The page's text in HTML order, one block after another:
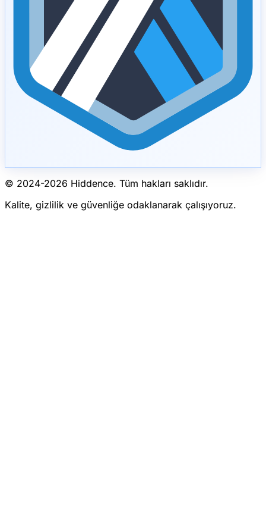
© 2024-2026 Hiddence. Tüm hakları saklıdır.
Kalite, gizlilik ve güvenliğe odaklanarak çalışıyoruz.